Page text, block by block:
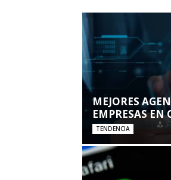
MEJORES
EMPRESAS EN
TENDENCIA